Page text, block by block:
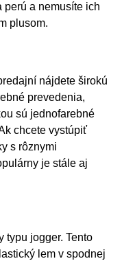
perú a nemusíte ich
plusom.
nájdete širokú
prevedenia,
sú jednofarebné
chcete vystúpiť
s rôznymi
je stále aj
typu jogger. Tento
lem v spodnej